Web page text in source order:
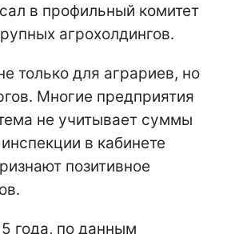
в профильный комитет
агрохолдингов.
только для аграриев, но
Многие предприятия
не учитывает суммы
в кабинете
позитивное
года, по данным